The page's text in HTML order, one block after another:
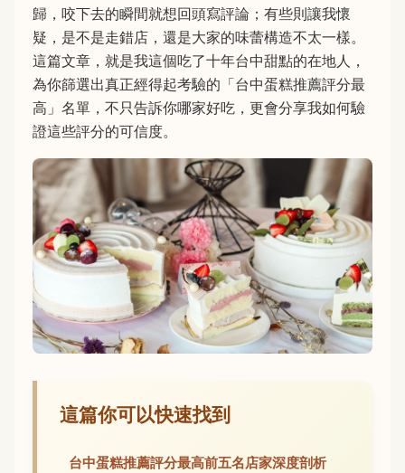
歸，咬下去的瞬間就想回頭寫評論；有些則讓我懷
疑，是不是走錯店，還是大家的味蕾構造不太一樣。
這篇文章，就是我這個吃了十年台中甜點的在地人，
為你篩選出真正經得起考驗的「台中蛋糕推薦評分最
高」名單，不只告訴你哪家好吃，更會分享我如何驗
證這些評分的可信度。
這篇你可以快速找到
台中蛋糕推薦評分最高前五名店家深度剖析